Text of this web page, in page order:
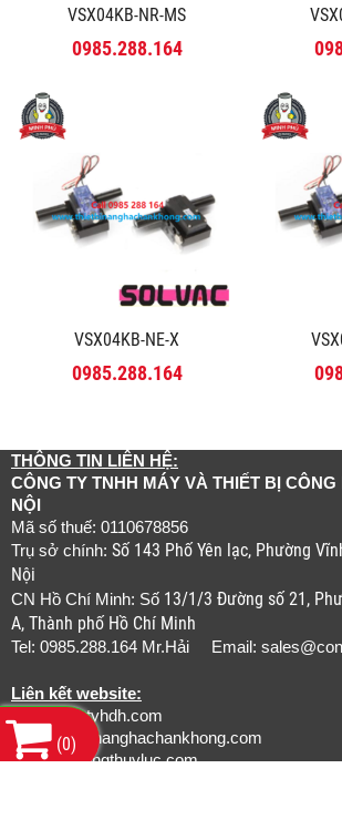
VSX04KB-NR-MS
0985.288.164
VSX04KB-NE-X
0985.288.164
THÔNG TIN LIÊN HỆ:
CÔNG TY TNHH MÁY VÀ THIẾT BỊ
NỘI
Mã số thuế: 0110678856
Trụ sở chính: Số 143 Phố Yên lạc, Phường
Nội
CN Hồ Chí Minh: Số 13/1/3 Đường số 21,
A, Thành phố Hồ Chí Minh
Tel: 0985.288.164 Mr.Hải Email:
Liên kết website:
www.congtyhdh.com
www.thietbinanghachankhong.com
www.bamongthuyluc.com
(0)